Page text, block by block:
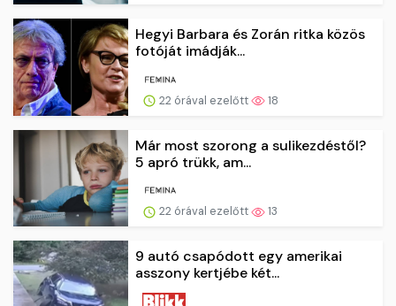
Hegyi Barbara és Zorán ritka közös
fotóját imádják...
22 órával ezelőtt 18
Már most szorong a sulikezdéstől?
5 apró trükk, am...
22 órával ezelőtt 13
9 autó csapódott egy amerikai
asszony kertjébe két...